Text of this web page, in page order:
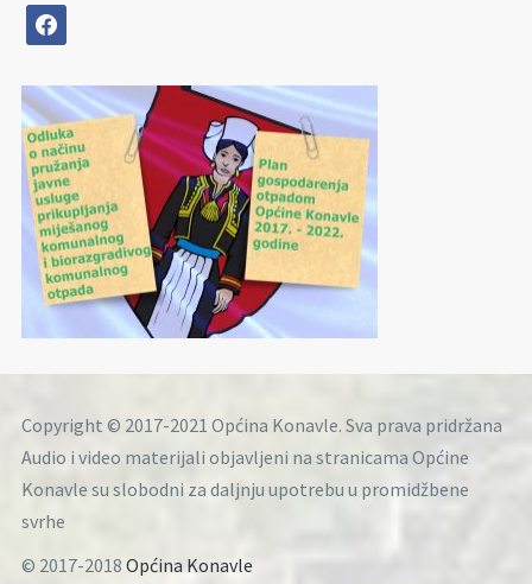
facebook
Copyright © 2017-2021 Općina Konavle. Sva prava pridržana
Audio i video materijali objavljeni na stranicama Općine
Konavle su slobodni za daljnju upotrebu u promidžbene
svrhe
© 2017-2018 Općina Konavle